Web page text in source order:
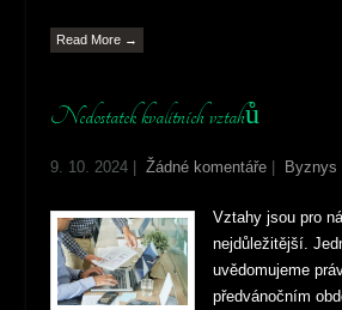
Read More →
Nedostatek kvalitních vztahů
9. 10. 2024 |Žádné komentáře Byznys
Vztahy jsou pro
nejdůležitější.
uvědomujeme
předvánočním